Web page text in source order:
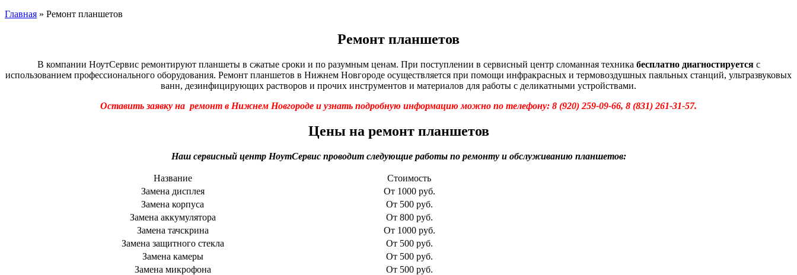
Главная » Ремонт планшетов
Ремонт планшетов
В компании НоутСервис ремонтируют планшеты в сжатые сроки и по разумным ценам. При поступлении в сервисный центр сломанная техника бесплатно диагностируетсяс
использованием профессионального оборудования. Ремонт планшетов в Нижнем Новгороде осуществляется при помощи инфракрасных и термовоздушных паяльных станций, ультразвуковых
ванн, дезинфицирующих растворов и прочих инструментов и материалов для работы с деликатными устройствами.
Оставить заявку на ремонт в Нижнем Новгороде и узнать подробную информацию можно по телефону: 8 (920) 259-09-66, 8 (831) 261-31-57.
Цены на ремонт планшетов
Наш сервисный центр НоутСервис проводит следующие работы по ремонту и обслуживанию планшетов:
Название
Стоимость
Замена дисплея
От 1000 руб.
Замена корпуса
От 500 руб.
Замена аккумулятора
От 800 руб.
Замена тачскрина
От 1000 руб.
Замена защитного стекла
От 500 руб.
Замена камеры
От 500 руб.
Замена микрофона
От 500 руб.